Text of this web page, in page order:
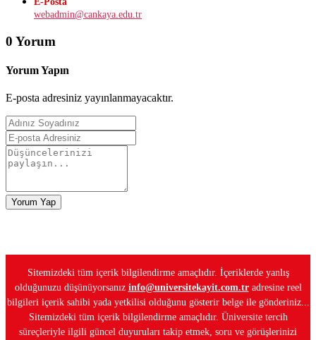
webadmin@cankaya.edu.tr
0 Yorum
Yorum Yapın
E-posta adresiniz yayınlanmayacaktır.
Yorum Yap
Sitemizdeki tüm içerik bilgilendirme amaçlıdır. İçeriklerde yanlış
olduğunuzu düşünüyorsanız info@universitekayit.com.tradresine reel
bilgileri içerik sahibi yada yetkilisi olduğunu gösterir belge ile gönderiniz...
Sitemizdeki tüm içerik bilgilendirme amaçlıdır. Üniversite tercih
süreçleriyle ilgili güncel duyuruları takip etmek, soru ve görüşlerinizi